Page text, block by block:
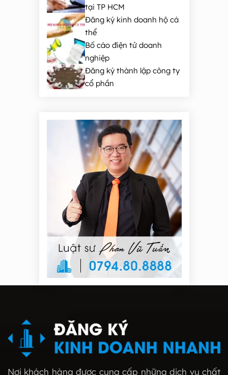
tại TP HCM
Đăng ký kinh doanh hộ cá
thể
Bố cáo điện tử doanh
nghiệp
Đăng ký thành lập công ty
cổ phần
Nơi khách hàng được cung cấp những dịch vụ chất